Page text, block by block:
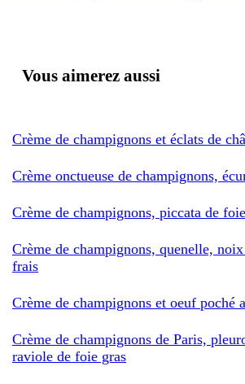
Vous aimerez aussi
Crème de champignons et éclats de
Crème onctueuse de champignons,
Crème de champignons, piccata de
Crème de champignons, quenelle,
frais
Crème de champignons et oeuf poché
Crème de champignons de Paris,
raviole de foie gras